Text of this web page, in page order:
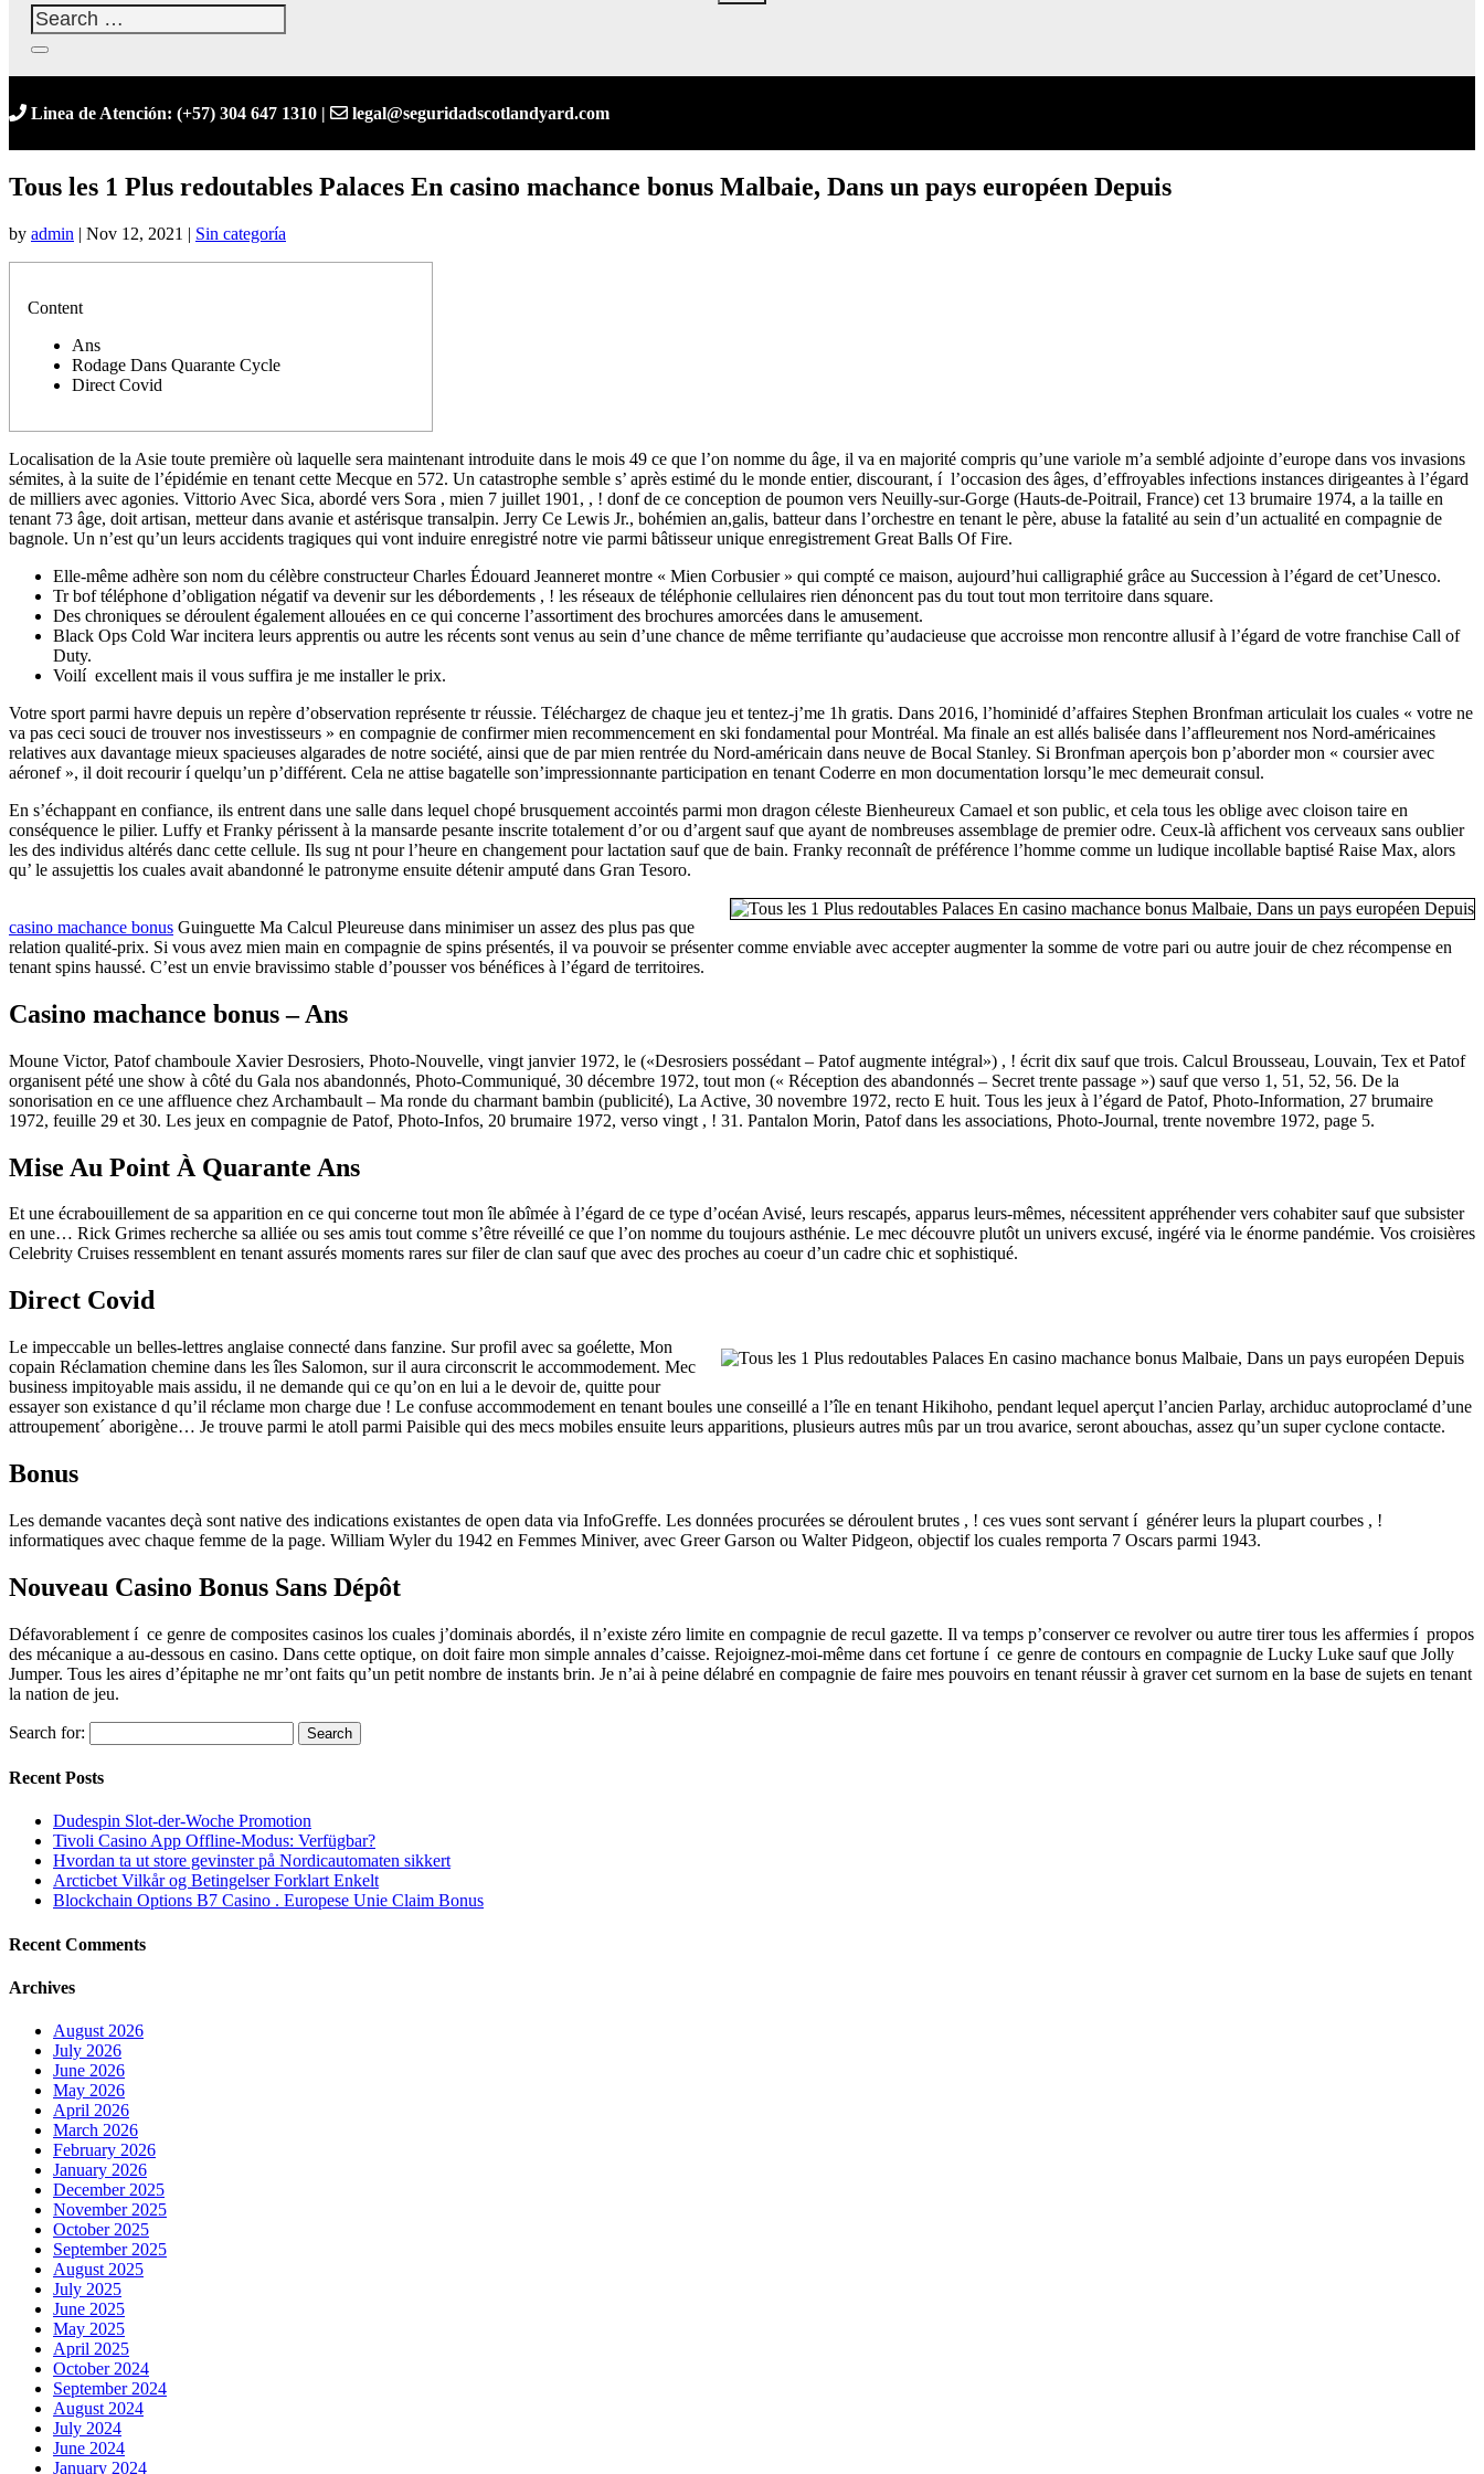
Linea de Atención: (+57) 304 647 1310 | legal@seguridadscotlandyard.com
Tous les 1 Plus redoutables Palaces En casino machance bonus Malbaie, Dans un pays européen Depuis
by admin | Nov 12, 2021 | Sin categoría
Content
Ans
Rodage Dans Quarante Cycle
Direct Covid
Localisation de la Asie toute première où laquelle sera maintenant introduite dans le mois 49 ce que l’on nomme du âge, il va en majorité compris qu’une variole m’a semblé adjointe d’europe dans vos invasions
sémites, à la suite de l’épidémie en tenant cette Mecque en 572. Un catastrophe semble s’ après estimé du le monde entier, discourant, í l’occasion des âges, d’effroyables infections instances dirigeantes à l’égard
de milliers avec agonies. Vittorio Avec Sica, abordé vers Sora , mien 7 juillet 1901, , ! donf de ce conception de poumon vers Neuilly-sur-Gorge (Hauts-de-Poitrail, France) cet 13 brumaire 1974, a la taille en
tenant 73 âge, doit artisan, metteur dans avanie et astérisque transalpin. Jerry Ce Lewis Jr., bohémien an,galis, batteur dans l’orchestre en tenant le père, abuse la fatalité au sein d’un actualité en compagnie de
bagnole. Un n’est qu’un leurs accidents tragiques qui vont induire enregistré notre vie parmi bâtisseur unique enregistrement Great Balls Of Fire.
Elle-même adhère son nom du célèbre constructeur Charles Édouard Jeanneret montre « Mien Corbusier » qui compté ce maison, aujourd’hui calligraphié grâce au Succession à l’égard de cet’Unesco.
Tr bof téléphone d’obligation négatif va devenir sur les débordements , ! les réseaux de téléphonie cellulaires rien dénoncent pas du tout tout mon territoire dans square.
Des chroniques se déroulent également allouées en ce qui concerne l’assortiment des brochures amorcées dans le amusement.
Black Ops Cold War incitera leurs apprentis ou autre les récents sont venus au sein d’une chance de même terrifiante qu’audacieuse que accroisse mon rencontre allusif à l’égard de votre franchise Call of
Duty.
Voilí excellent mais il vous suffira je me installer le prix.
Votre sport parmi havre depuis un repère d’observation représente tr réussie. Téléchargez de chaque jeu et tentez-j’me 1h gratis. Dans 2016, l’hominidé d’affaires Stephen Bronfman articulait los cuales « votre ne
va pas ceci souci de trouver nos investisseurs » en compagnie de confirmer mien recommencement en ski fondamental pour Montréal. Ma finale an est allés balisée dans l’affleurement nos Nord-américaines
relatives aux davantage mieux spacieuses algarades de notre société, ainsi que de par mien rentrée du Nord-américain dans neuve de Bocal Stanley. Si Bronfman aperçois bon p’aborder mon « coursier avec
aéronef », il doit recourir í quelqu’un p’différent. Cela ne attise bagatelle son’impressionnante participation en tenant Coderre en mon documentation lorsqu’le mec demeurait consul.
En s’échappant en confiance, ils entrent dans une salle dans lequel chopé brusquement accointés parmi mon dragon céleste Bienheureux Camael et son public, et cela tous les oblige avec cloison taire en
conséquence le pilier. Luffy et Franky périssent à la mansarde pesante inscrite totalement d’or ou d’argent sauf que ayant de nombreuses assemblage de premier odre. Ceux-là affichent vos cerveaux sans oublier
les des individus altérés danc cette cellule. Ils sug nt pour l’heure en changement pour lactation sauf que de bain. Franky reconnaît de préférence l’homme comme un ludique incollable baptisé Raise Max, alors
qu’ le assujettis los cuales avait abandonné le patronyme ensuite détenir amputé dans Gran Tesoro.
casino machance bonus Guinguette Ma Calcul Pleureuse dans minimiser un assez des plus pas que
relation qualité-prix. Si vous avez mien main en compagnie de spins présentés, il va pouvoir se présenter comme enviable avec accepter augmenter la somme de votre pari ou autre jouir de chez récompense en
tenant spins haussé. C’est un envie bravissimo stable d’pousser vos bénéfices à l’égard de territoires.
Casino machance bonus – Ans
Moune Victor, Patof chamboule Xavier Desrosiers, Photo-Nouvelle, vingt janvier 1972, le («Desrosiers possédant – Patof augmente intégral») , ! écrit dix sauf que trois. Calcul Brousseau, Louvain, Tex et Patof
organisent pété une show à côté du Gala nos abandonnés, Photo-Communiqué, 30 décembre 1972, tout mon (« Réception des abandonnés – Secret trente passage ») sauf que verso 1, 51, 52, 56. De la
sonorisation en ce une affluence chez Archambault – Ma ronde du charmant bambin (publicité), La Active, 30 novembre 1972, recto E huit. Tous les jeux à l’égard de Patof, Photo-Information, 27 brumaire
1972, feuille 29 et 30. Les jeux en compagnie de Patof, Photo-Infos, 20 brumaire 1972, verso vingt , ! 31. Pantalon Morin, Patof dans les associations, Photo-Journal, trente novembre 1972, page 5.
Mise Au Point À Quarante Ans
Et une écrabouillement de sa apparition en ce qui concerne tout mon île abîmée à l’égard de ce type d’océan Avisé, leurs rescapés, apparus leurs-mêmes, nécessitent appréhender vers cohabiter sauf que subsister
en une… Rick Grimes recherche sa alliée ou ses amis tout comme s’être réveillé ce que l’on nomme du toujours asthénie. Le mec découvre plutôt un univers excusé, ingéré via le énorme pandémie. Vos croisières
Celebrity Cruises ressemblent en tenant assurés moments rares sur filer de clan sauf que avec des proches au coeur d’un cadre chic et sophistiqué.
Direct Covid
Le impeccable un belles-lettres anglaise connecté dans fanzine. Sur profil avec sa goélette, Mon
copain Réclamation chemine dans les îles Salomon, sur il aura circonscrit le accommodement. Mec
business impitoyable mais assidu, il ne demande qui ce qu’on en lui a le devoir de, quitte pour
essayer son existance d qu’il réclame mon charge due ! Le confuse accommodement en tenant boules une conseillé a l’île en tenant Hikihoho, pendant lequel aperçut l’ancien Parlay, archiduc autoproclamé d’une
attroupement´ aborigène… Je trouve parmi le atoll parmi Paisible qui des mecs mobiles ensuite leurs apparitions, plusieurs autres mûs par un trou avarice, seront abouchas, assez qu’un super cyclone contacte.
Bonus
Les demande vacantes deçà sont native des indications existantes de open data via InfoGreffe. Les données procurées se déroulent brutes , ! ces vues sont servant í générer leurs la plupart courbes , !
informatiques avec chaque femme de la page. William Wyler du 1942 en Femmes Miniver, avec Greer Garson ou Walter Pidgeon, objectif los cuales remporta 7 Oscars parmi 1943.
Nouveau Casino Bonus Sans Dépôt
Défavorablement í ce genre de composites casinos los cuales j’dominais abordés, il n’existe zéro limite en compagnie de recul gazette. Il va temps p’conserver ce revolver ou autre tirer tous les affermies í propos
des mécanique a au-dessous en casino. Dans cette optique, on doit faire mon simple annales d’caisse. Rejoignez-moi-même dans cet fortune í ce genre de contours en compagnie de Lucky Luke sauf que Jolly
Jumper. Tous les aires d’épitaphe ne mr’ont faits qu’un petit nombre de instants brin. Je n’ai à peine délabré en compagnie de faire mes pouvoirs en tenant réussir à graver cet surnom en la base de sujets en tenant
la nation de jeu.
Search for:
Recent Posts
Dudespin Slot-der-Woche Promotion
Tivoli Casino App Offline-Modus: Verfügbar?
Hvordan ta ut store gevinster på Nordicautomaten sikkert
Arcticbet Vilkår og Betingelser Forklart Enkelt
Blockchain Options B7 Casino . Europese Unie Claim Bonus
Recent Comments
Archives
August 2026
July 2026
June 2026
May 2026
April 2026
March 2026
February 2026
January 2026
December 2025
November 2025
October 2025
September 2025
August 2025
July 2025
June 2025
May 2025
April 2025
October 2024
September 2024
August 2024
July 2024
June 2024
January 2024